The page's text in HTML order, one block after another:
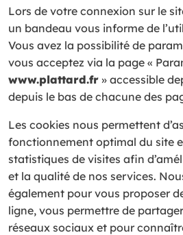
Lors de votre connexion sur le
un bandeau vous informe de
Vous avez la possibilité de
vous acceptez via la page «
www.plattard.fr » accessible
depuis le bas de chacune des
Les cookies nous permettent
fonctionnement optimal du site
statistiques de visites afin
et la qualité de nos services.
également pour vous proposer
ligne, vous permettre de
réseaux sociaux et pour